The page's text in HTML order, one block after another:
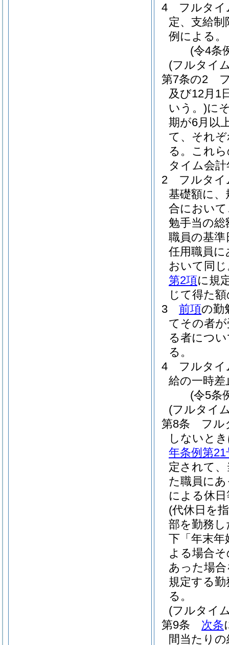
4
フルタイ
定、支給
例による。
(令4条
(フルタイ
第7条の2
及び12月1
いう。)に
期が6月以
て、それ
る。 これ
タイム会
2
フルタイ
基礎額に
合におい
勉手当の
職員の基準
任用職員
おいて同じ
第2項に規
じて得た
3
前項の勤
てその者
る者につ
る。
4
フルタイ
給の一時
(令5条
(フルタイ
第8条
フル
しないと
年条例第21
定されて
た職員に
による休
(代休日を
部を勤務
下「年末年
よる場合
あった場
規定する
る。
(フルタイ
第9条
次条
間当たり